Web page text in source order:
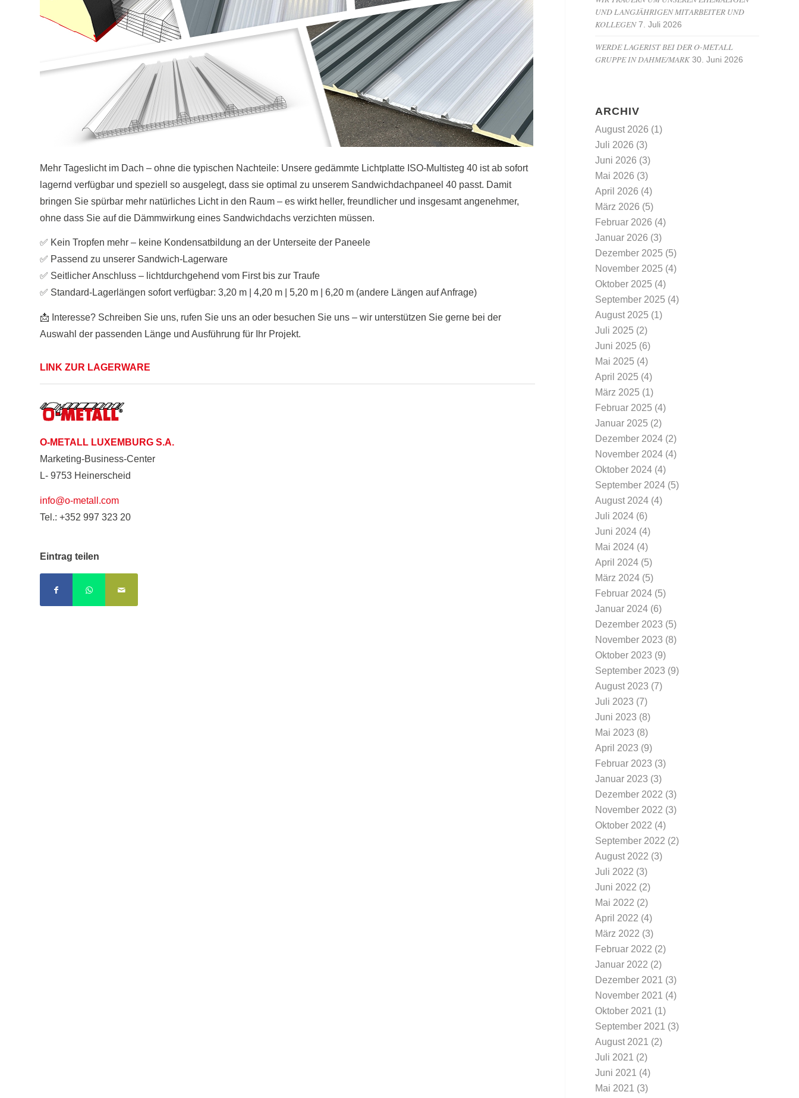
Mehr Tageslicht im Dach – ohne die typischen Nachteile: Unsere gedämmte Lichtplatte ISO-Multisteg 40 ist ab sofort
lagernd verfügbar und speziell so ausgelegt, dass sie optimal zu unserem Sandwichdachpaneel 40 passt. Damit
bringen Sie spürbar mehr natürliches Licht in den Raum – es wirkt heller, freundlicher und insgesamt angenehmer,
ohne dass Sie auf die Dämmwirkung eines Sandwichdachs verzichten müssen.
✅ Kein Tropfen mehr – keine Kondensatbildung an der Unterseite der Paneele
✅ Passend zu unserer Sandwich-Lagerware
✅ Seitlicher Anschluss – lichtdurchgehend vom First bis zur Traufe
✅ Standard-Lagerlängen sofort verfügbar: 3,20 m | 4,20 m | 5,20 m | 6,20 m (andere Längen auf Anfrage)
📩 Interesse? Schreiben Sie uns, rufen Sie uns an oder besuchen Sie uns – wir unterstützen Sie gerne bei der
Auswahl der passenden Länge und Ausführung für Ihr Projekt.
LINK ZUR LAGERWARE
O-METALL LUXEMBURG S.A.
Marketing-Business-Center
L- 9753 Heinerscheid
info@o-metall.com
Tel.: +352 997 323 20
Eintrag teilen
UND LANGJÄHRIGEN MITARBEITER UND
KOLLEGEN 7. Juli 2026
WERDE LAGERIST BEI DER O-METALL
GRUPPE IN DAHME/MARK 30. Juni 2026
ARCHIV
August 2026 (1)
Juli 2026 (3)
Juni 2026 (3)
Mai 2026 (3)
April 2026 (4)
März 2026 (5)
Februar 2026 (4)
Januar 2026 (3)
Dezember 2025 (5)
November 2025 (4)
Oktober 2025 (4)
September 2025 (4)
August 2025 (1)
Juli 2025 (2)
Juni 2025 (6)
Mai 2025 (4)
April 2025 (4)
März 2025 (1)
Februar 2025 (4)
Januar 2025 (2)
Dezember 2024 (2)
November 2024 (4)
Oktober 2024 (4)
September 2024 (5)
August 2024 (4)
Juli 2024 (6)
Juni 2024 (4)
Mai 2024 (4)
April 2024 (5)
März 2024 (5)
Februar 2024 (5)
Januar 2024 (6)
Dezember 2023 (5)
November 2023 (8)
Oktober 2023 (9)
September 2023 (9)
August 2023 (7)
Juli 2023 (7)
Juni 2023 (8)
Mai 2023 (8)
April 2023 (9)
Februar 2023 (3)
Januar 2023 (3)
Dezember 2022 (3)
November 2022 (3)
Oktober 2022 (4)
September 2022 (2)
August 2022 (3)
Juli 2022 (3)
Juni 2022 (2)
Mai 2022 (2)
April 2022 (4)
März 2022 (3)
Februar 2022 (2)
Januar 2022 (2)
Dezember 2021 (3)
November 2021 (4)
Oktober 2021 (1)
September 2021 (3)
August 2021 (2)
Juli 2021 (2)
Juni 2021 (4)
Mai 2021 (3)